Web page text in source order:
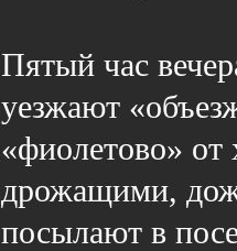
Пятый час
уезжают
«фиолетово»
дрожащими,
посылают в